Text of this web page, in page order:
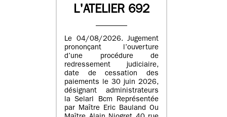
L'ATELIER 692
Le 04/08/2026. Jugement
prononçant l’ouverture
d’une procédure de
redressement judiciaire,
date de cessation des
paiements le 30 juin 2026,
désignant administrateurs
la Selarl Bcm Représentée
par Maître Eric Bauland Ou